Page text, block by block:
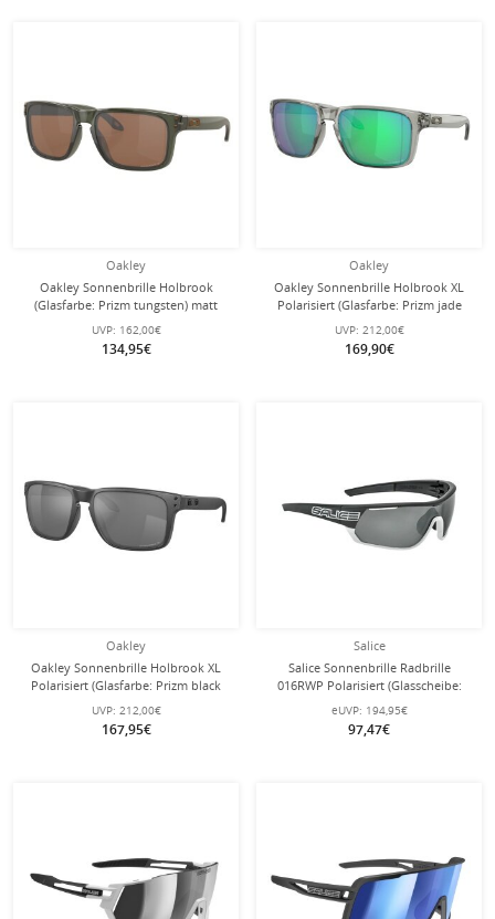
Oakley
Oakley Sonnenbrille Holbrook
(Glasfarbe: Prizm tungsten) matt
olive ink - 1 Brille
UVP: 162,00€
134,95€
Oakley
Oakley Sonnenbrille Holbrook XL
Polarisiert (Glasfarbe: Prizm jade
polarized) grau ink - 1 Brille
UVP: 212,00€
169,90€
Oakley
Oakley Sonnenbrille Holbrook XL
Polarisiert (Glasfarbe: Prizm black
polarized) stahlgrau - 1 Brille
UVP: 212,00€
167,95€
Salice
Salice Sonnenbrille Radbrille
016RWP Polarisiert (Glasscheibe:
Hydrophobic Polarflex RWP
Schwarz) schwarz/weiss
eUVP: 194,95€
97,47€